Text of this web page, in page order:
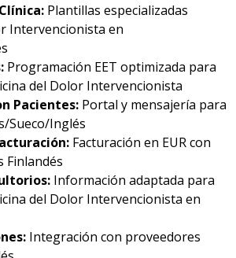
Plantillas especializadas
Intervencionista en
Programación EET optimizada para
del Dolor Intervencionista
Pacientes: Portal y mensajería para
Sueco/Inglés
Facturación en EUR con
Finlandés
Información adaptada para
del Dolor Intervencionista en
Integración con proveedores